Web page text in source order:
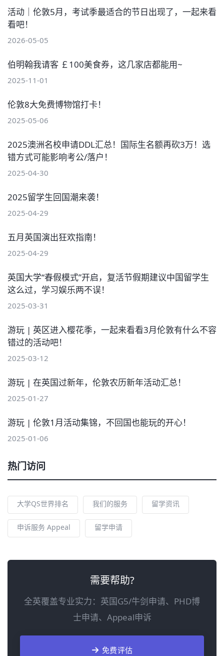
活动｜伦敦5月，考试季最适合的节日出现了，一起来看
看吧！
2026-05-05
伯明翰我请客 ￡100美食券，这几家店都能用~
2025-11-01
伦敦8大免费博物馆打卡！
2025-05-06
2025澳洲名校申请DDL汇总！国际生名额再砍3万！选
错方式可能影响考公/落户！
2025-04-30
2025留学生回国潮来袭！
2025-04-29
五月英国演出狂欢指南！
2025-04-29
英国大学“春假模式”开启，复活节假期建议中国留学生
这么过，学习娱乐两不误！
2025-03-31
游玩 | 英区进入樱花季，一起来看看3月伦敦有什么不容
错过的活动吧！
2025-03-12
游玩 | 在英国过新年，伦敦农历新年活动汇总！
2025-01-27
游玩 | 伦敦1月活动集锦，不回国也能玩的开心！
2025-01-06
热门访问
大学QS世界排名 我们的服务 留学资讯
申诉服务 Appeal 留学申请
需要帮助?
全英覆盖专业实力：英国G5/牛剑申请、PHD博
士申请、Appeal申诉
免费评估